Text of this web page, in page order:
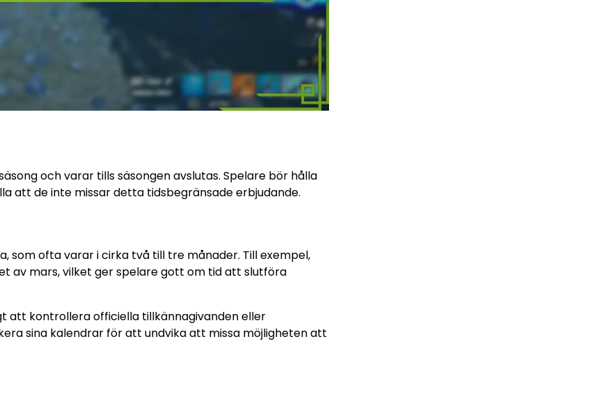
och varar tills säsongen avslutas. Spelare bör hålla
att de inte missar detta tidsbegränsade erbjudande.
som ofta varar i cirka två till tre månader. Till exempel,
av mars, vilket ger spelare gott om tid att slutföra
att kontrollera officiella tillkännagivanden eller
sina kalendrar för att undvika att missa möjligheten att